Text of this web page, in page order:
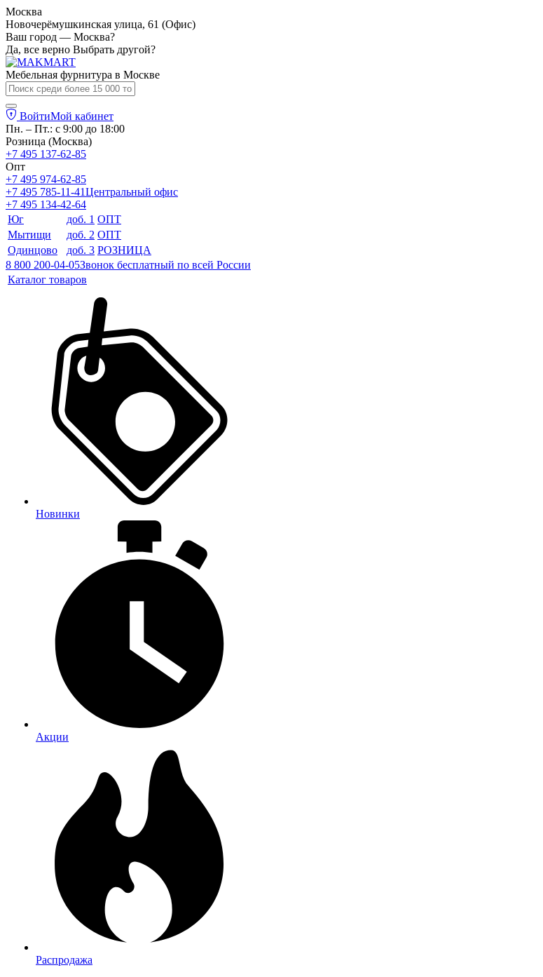
Москва
Новочерёмушкинская улица, 61 (Офис)
Ваш город — Москва?
Да, все верно Выбрать другой?
Мебельная фурнитура в Москве
ВойтиМой кабинет
Пн. – Пт.: с 9:00 до 18:00
Розница (Москва)
+7 495 137-62-85
Опт
+7 495 974-62-85
+7 495 785-11-41Центральный офис
+7 495 134-42-64
Юг
доб. 1 ОПТ
Мытищи
доб. 2 ОПТ
Одинцово
доб. 3 РОЗНИЦА
8 800 200-04-05Звонок бесплатный по всей России
Каталог товаров
Новинки
Акции
Распродажа